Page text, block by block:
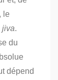
le
jiva.
du
dépend